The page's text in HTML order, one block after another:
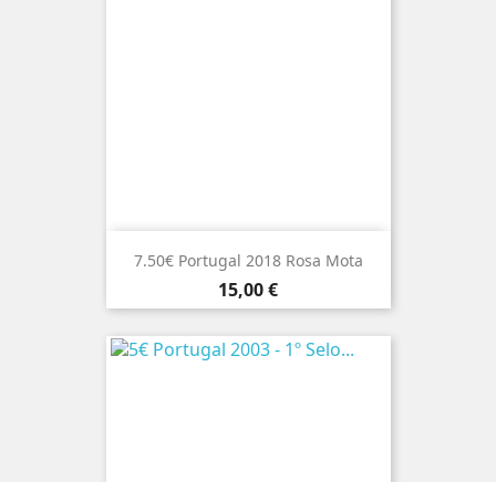
7.50€ Portugal 2018 Rosa Mota
Preço
15,00 €